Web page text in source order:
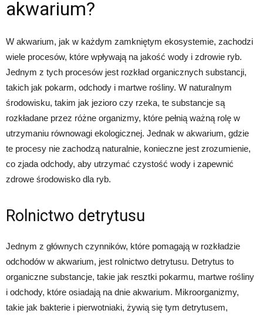
akwarium?
W akwarium, jak w każdym zamkniętym ekosystemie, zachodzi
wiele procesów, które wpływają na jakość wody i zdrowie ryb.
Jednym z tych procesów jest rozkład organicznych substancji,
takich jak pokarm, odchody i martwe rośliny. W naturalnym
środowisku, takim jak jezioro czy rzeka, te substancje są
rozkładane przez różne organizmy, które pełnią ważną rolę w
utrzymaniu równowagi ekologicznej. Jednak w akwarium, gdzie
te procesy nie zachodzą naturalnie, konieczne jest zrozumienie,
co zjada odchody, aby utrzymać czystość wody i zapewnić
zdrowe środowisko dla ryb.
Rolnictwo detrytusu
Jednym z głównych czynników, które pomagają w rozkładzie
odchodów w akwarium, jest rolnictwo detrytusu. Detrytus to
organiczne substancje, takie jak resztki pokarmu, martwe rośliny
i odchody, które osiadają na dnie akwarium. Mikroorganizmy,
takie jak bakterie i pierwotniaki, żywią się tym detrytusem,